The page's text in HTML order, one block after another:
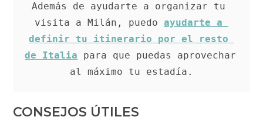
Además de ayudarte a organizar tu
visita a Milán, puedo ayudarte a
definir tu itinerario por el resto
de Italia para que puedas aprovechar
al máximo tu estadía.
CONSEJOS ÚTILES